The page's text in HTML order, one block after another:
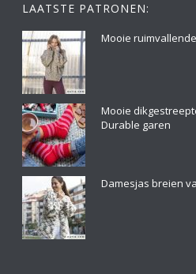
LAATSTE PATRONEN:
Mooie
Mooie
Durable garen
Damesjas breien